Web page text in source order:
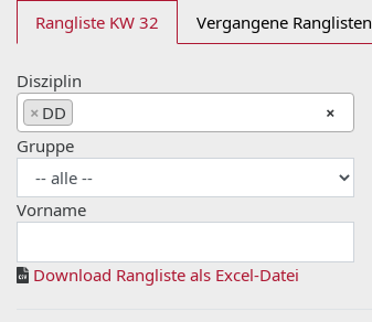
Rangliste KW 32 Vergangene Ranglisten
Disziplin
×
× DD
Gruppe
Vorname
Download Rangliste als Excel-Datei